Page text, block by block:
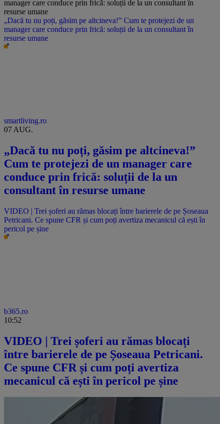
„Dacă tu nu poți, găsim pe altcineva!” Cum te protejezi de un
manager care conduce prin frică: soluții de la un consultant în
resurse umane
smartliving.ro
07 AUG.
„Dacă tu nu poți, găsim pe altcineva!”
Cum te protejezi de un manager care
conduce prin frică: soluții de la un
consultant în resurse umane
VIDEO | Trei șoferi au rămas blocați între barierele de pe Șoseaua
Petricani. Ce spune CFR și cum poți avertiza mecanicul că ești în
pericol pe șine
b365.ro
10:52
VIDEO | Trei șoferi au rămas blocați
între barierele de pe Șoseaua Petricani.
Ce spune CFR și cum poți avertiza
mecanicul că ești în pericol pe șine